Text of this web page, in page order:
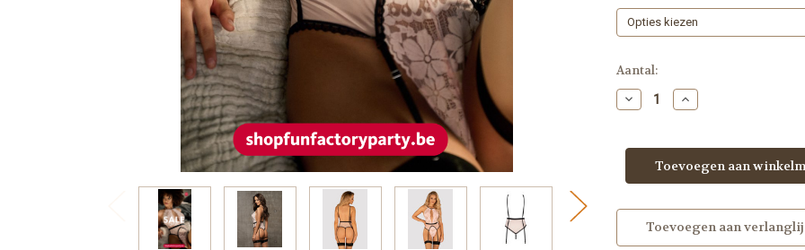
Op
voorraad
Aantal:
Hoeveelheid
verlagen
Lilines
Hoeveelheid
verhogen
Lilines
Toevoegen aan